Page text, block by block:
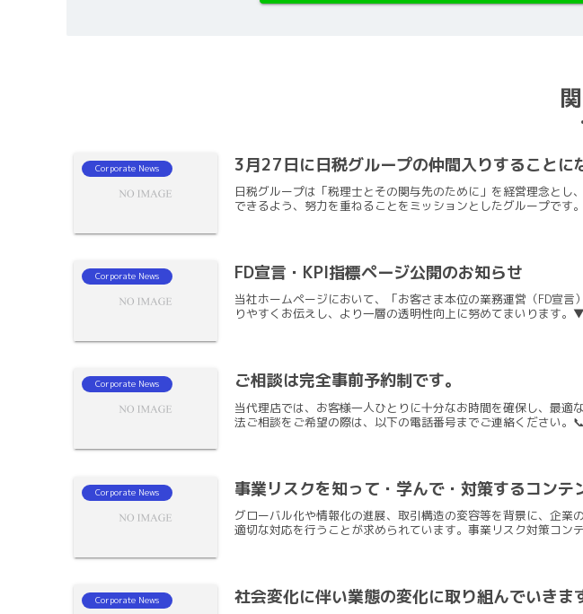
Corporate News 3月27日に日税グループの仲間入りすることに
日税グループは「税理士とその関与先のために」を経営理念と
できるよう、努力を重ねることをミッションとしたグループです
Corporate News FD宣言・KPI指標ページ公開のお知らせ
当社ホームページにおいて、「お客さま本位の業務運営（FD宣
りやすくお伝えし、より一層の透明性向上に努めてまいります。
Corporate News ご相談は完全事前予約制です。
当代理店では、お客様一人ひとりに十分なお時間を確保し、最
法ご相談をご希望の際は、以下の電話番号までご連絡ください
Corporate News 事業リスクを知って・学んで・対策するコンテ
グローバル化や情報化の進展、取引構造の変容等を背景に、企
適切な対応を行うことが求められています。事業リスク対策コン
Corporate News 社会変化に伴い業態の変化に取り組んでいきま